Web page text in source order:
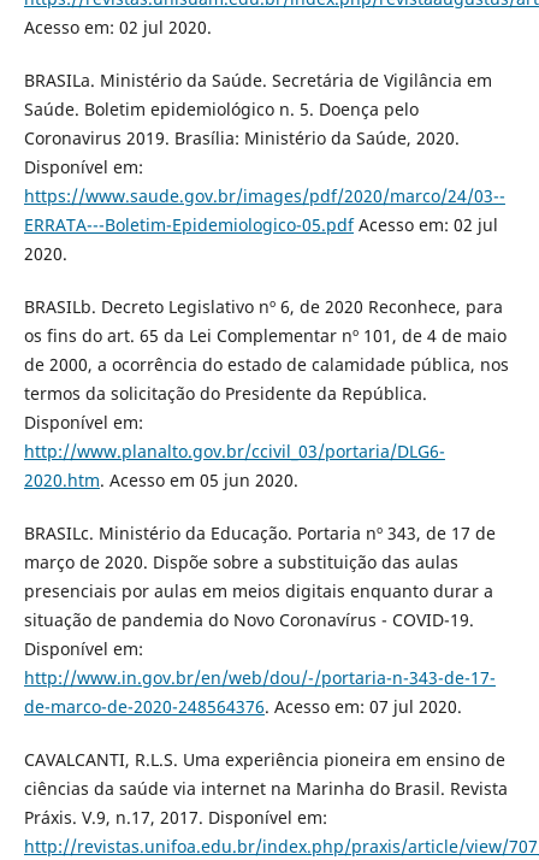
Acesso em: 02 jul 2020.
BRASILa. Ministério da Saúde. Secretária de Vigilância em
Saúde. Boletim epidemiológico n. 5. Doença pelo
Coronavirus 2019. Brasília: Ministério da Saúde, 2020.
Disponível em:
https://www.saude.gov.br/images/pdf/2020/marco/24/03--
ERRATA---Boletim-Epidemiologico-05.pdfAcesso em: 02 jul
2020.
BRASILb. Decreto Legislativo nº 6, de 2020 Reconhece, para
os fins do art. 65 da Lei Complementar nº 101, de 4 de maio
de 2000, a ocorrência do estado de calamidade pública, nos
termos da solicitação do Presidente da República.
Disponível em:
http://www.planalto.gov.br/ccivil_03/portaria/DLG6-
2020.htm. Acesso em 05 jun 2020.
BRASILc. Ministério da Educação. Portaria nº 343, de 17 de
março de 2020. Dispõe sobre a substituição das aulas
presenciais por aulas em meios digitais enquanto durar a
situação de pandemia do Novo Coronavírus - COVID-19.
Disponível em:
http://www.in.gov.br/en/web/dou/-/portaria-n-343-de-17-
de-marco-de-2020-248564376. Acesso em: 07 jul 2020.
CAVALCANTI, R.L.S. Uma experiência pioneira em ensino de
ciências da saúde via internet na Marinha do Brasil. Revista
Práxis. V.9, n.17, 2017. Disponível em:
http://revistas.unifoa.edu.br/index.php/praxis/article/view/